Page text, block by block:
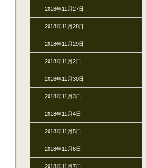
2018年11月27日
2018年11月28日
2018年11月29日
2018年11月2日
2018年11月30日
2018年11月3日
2018年11月4日
2018年11月5日
2018年11月6日
2018年11月7日